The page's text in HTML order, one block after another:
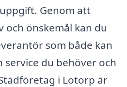
Genom att
och önskemål kan du
som både kan
service du behöver och
i Lotorp är